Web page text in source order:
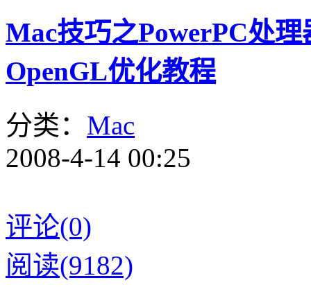
Mac技巧之PowerPC处
OpenGL优化教程
分类： Mac
2008-4-14 00:25
评论(0)
阅读(9182)